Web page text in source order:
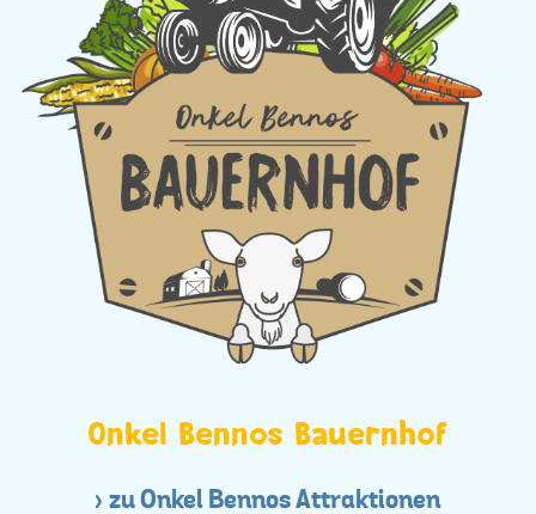
Onkel Bennos Bauernhof
zu Onkel Bennos Attraktionen